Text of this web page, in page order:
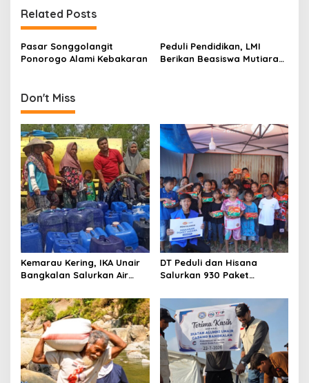
n
a
v
g
a
t
i
o
n
Related Posts
Pasar Songgolangit
Ponorogo Alami Kebakaran
Peduli Pendidikan, LMI
Berikan Beasiswa Mutiara
Don't Miss
Kemarau Kering, IKA Unair
Bangkalan Salurkan Air
DT Peduli dan Hisana
Salurkan 930 Paket
Kebakaran Tallo